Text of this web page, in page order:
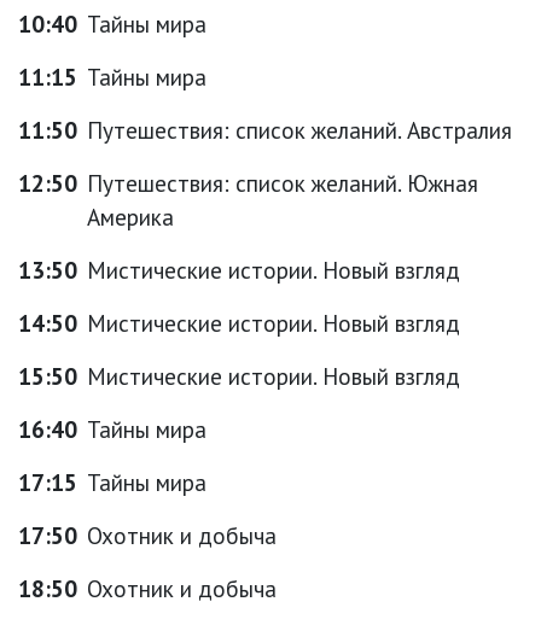
10:40 Тайны мира
11:15 Тайны мира
11:50 Путешествия: список желаний. Австралия
12:50 Путешествия: список желаний. Южная
Америка
13:50 Мистические истории. Новый взгляд
14:50 Мистические истории. Новый взгляд
15:50 Мистические истории. Новый взгляд
16:40 Тайны мира
17:15 Тайны мира
17:50 Охотник и добыча
18:50 Охотник и добыча